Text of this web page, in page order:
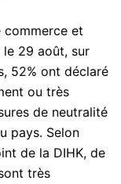
commerce et
le 29 août, sur
52% ont déclaré
ou très
de neutralité
pays. Selon
de la DIHK, de
très